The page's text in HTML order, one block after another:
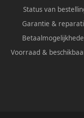
Status van
Garantie &
Voorraad &